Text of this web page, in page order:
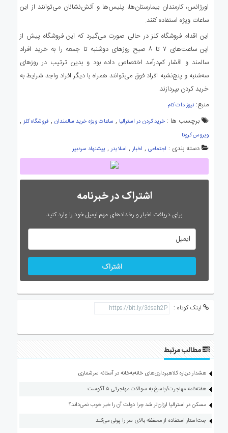
اورژانس، کارمندان بیمارستان‌ها، پلیس‌ها و آتش‌نشانان می‌توانند از این
ساعات ویژه استفاده کنند.
این اقدام فروشگاه کلز در حالی صورت می‌گیرد که این فروشگاه پیش از
این ساعت‌های ۷ تا ۸ صبح روزهای دوشنبه تا جمعه را به خرید افراد
سالمند و اقشار کم‌درآمد اختصاص داده بود و بدین ترتیب در روزهای
سه‌شنبه و پنج‌نشبه افراد فوق می‌توانند همراه با دیگر افراد واجد شرایط به
خرید کردن بپردازند.
منبع: نیوز دات کام
برچسب ها :خرید کردن در استرالیا , ساعات ویژه خرید سالمندان , فروشگاه کلز,
ویروس کرونا
دسته بندی : اجتماعی, اخبار, اسلایدر, پیشنهاد سردبیر
اشتراک در خبرنامه
برای دریافت اخبار و رخدادهای مهم ایمیل خود را وارد کنید
اشتراک
لینک کوتاه :
مطالب مرتبط
هشدار درباره کلاهبرداری‌های خانه‌به‌خانه در آستانه سرشماری
هفته‌نامه مهاجرت/پاسخ به سوالات مهاجرتی ۵ آگوست
مسکن در استرالیا ارزان‌تر شد چرا دولت آن را خبر خوب نمی‌داند؟
جت‌استار استفاده از محفظه بالای سر را پولی می‌کند